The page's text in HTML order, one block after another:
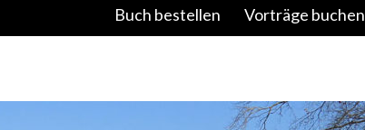
Buch bestellen Vorträge buchen